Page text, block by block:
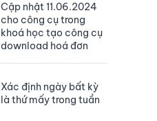
Cập nhật 11.06.2024
cho công cụ trong
khoá học tạo công cụ
download hoá đơn
Xác định ngày bất kỳ
là thứ mấy trong tuần